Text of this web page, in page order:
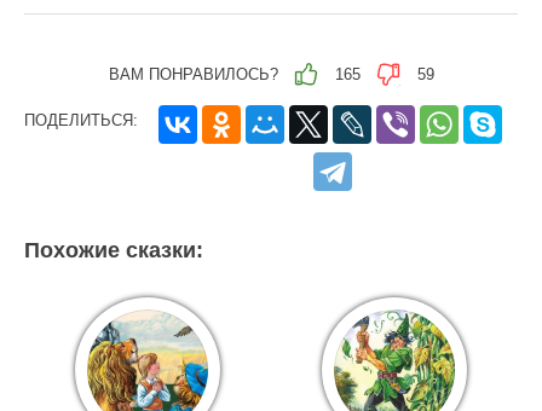
ВАМ ПОНРАВИЛОСЬ? 165 59
ПОДЕЛИТЬСЯ:
Похожие сказки: